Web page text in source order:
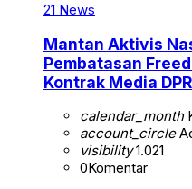
21 News
Mantan Aktivis
Pembatasan
Kontrak Media
calendar_month
account_circle
visibility1.021
0Komentar